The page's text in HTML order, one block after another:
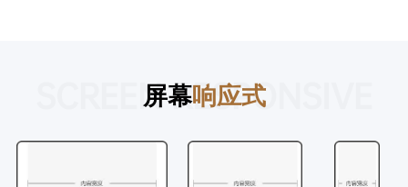
屏幕响应式
SCREEN RESPONSIVE